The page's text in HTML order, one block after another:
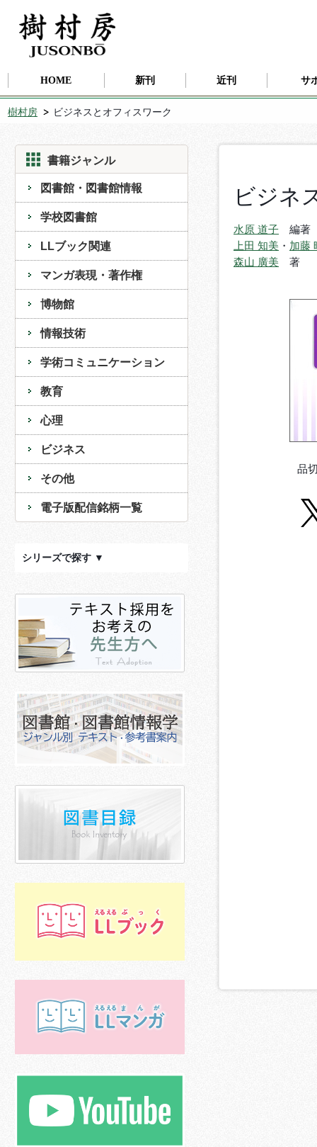
HOME 新刊 近刊 サ
樹村房 ビジネスとオフィスワーク
書籍ジャンル
図書館・図書館情報
学校図書館
LLブック関連
マンガ表現・著作権
博物館
情報技術
学術コミュニケーション
教育
心理
ビジネス
その他
電子版配信銘柄一覧
シリーズで探す ▼
ビジネ
水原 道子 編著
上田 知美 ・ 加藤
森山 廣美 著
品